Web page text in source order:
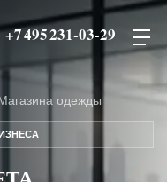
+7 495 231-03-29
одежды